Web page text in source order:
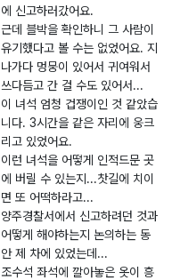
에 신고하러갔어요.
근데 블박을 확인하니 그 사람이
유기했다고 볼 수는 없었어요. 지
나가다 멍뭉이 있어서 귀여워서
쓰다듬고 간 걸 수도 있어서...
이 녀석 엄청 겁쟁이인 것 같았습
니다. 3시간을 같은 자리에 웅크
리고 있었어요.
이런 녀석을 어떻게 인적드문 곳
에 버릴 수 있는지...찻길에 치이
면 또 어떡하라고...
양주경찰서에서 신고하려던 것과
어떻게 해야하는지 논의하는 동
안 제 차에 있었는데...
조수석 좌석에 깔아놓은 옷이 흥